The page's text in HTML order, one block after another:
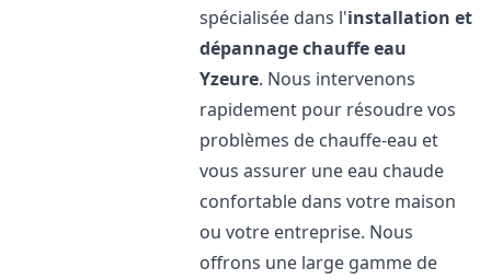
spécialisée dans l'installation et
dépannage chauffe eau
Yzeure. Nous intervenons
rapidement pour résoudre vos
problèmes de chauffe-eau et
vous assurer une eau chaude
confortable dans votre maison
ou votre entreprise. Nous
offrons une large gamme de